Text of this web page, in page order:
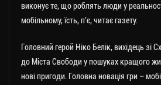
виконує те, що роблять люди у
мобільному, їсть, п’є, читає газету.
Головний герой Ніко Белік, вихідець зі
до Міста Свободи у пошуках кращого
нові пригоди. Головна новація гри –